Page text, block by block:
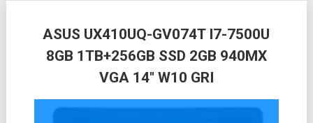
ASUS UX410UQ-GV074T I7-7500U
8GB 1TB+256GB SSD 2GB 940MX
VGA 14″ W10 GRI
navigation